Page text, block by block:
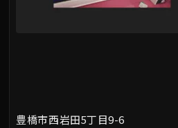
豊橋市西岩田5丁目9-6